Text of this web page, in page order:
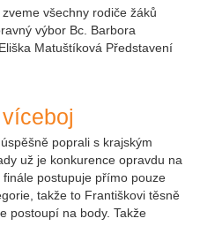
všechny rodiče žáků
výbor Bc. Barbora
Matuštíková Představení
poprali s krajským
už je konkurence opravdu na
postupuje přímo pouze
takže to Františkovi těsně
postoupí na body. Takže